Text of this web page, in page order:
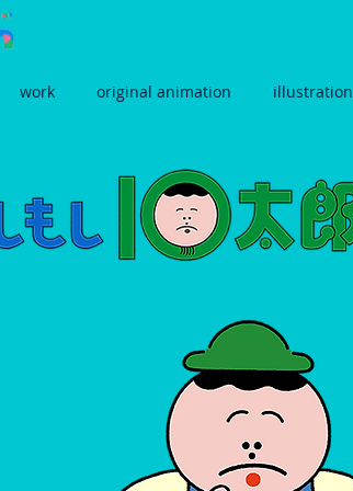
work original animation illustration